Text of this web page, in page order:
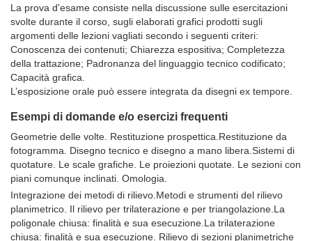
La prova d'esame consiste nella discussione sulle esercitazioni
svolte durante il corso, sugli elaborati grafici prodotti sugli
argomenti delle lezioni vagliati secondo i seguenti criteri:
Conoscenza dei contenuti; Chiarezza espositiva; Completezza
della trattazione; Padronanza del linguaggio tecnico codificato;
Capacità grafica.
L’esposizione orale può essere integrata da disegni ex tempore.
Esempi di domande e/o esercizi frequenti
Geometrie delle volte. Restituzione prospettica.Restituzione da
fotogramma. Disegno tecnico e disegno a mano libera.Sistemi di
quotature. Le scale grafiche. Le proiezioni quotate. Le sezioni con
piani comunque inclinati. Omologia.
Integrazione dei metodi di rilievo.Metodi e strumenti del rilievo
planimetrico. Il rilievo per trilaterazione e per triangolazione.La
poligonale chiusa: finalità e sua esecuzione.La trilaterazione
chiusa: finalità e sua esecuzione. Rilievo di sezioni planimetriche